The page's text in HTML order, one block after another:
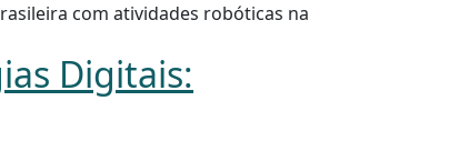
com atividades robóticas na
Digitais: